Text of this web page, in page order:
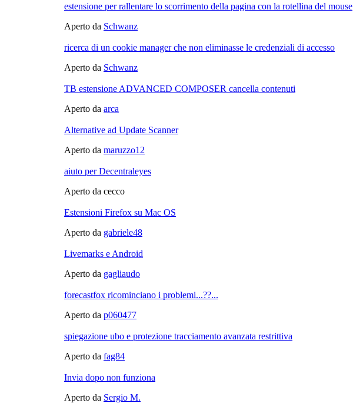
estensione per rallentare lo scorrimento della pagina con la rotellina del mouse
Aperto da Schwanz
ricerca di un cookie manager che non eliminasse le credenziali di accesso
Aperto da Schwanz
TB estensione ADVANCED COMPOSER cancella contenuti
Aperto da arca
Alternative ad Update Scanner
Aperto da maruzzo12
aiuto per Decentraleyes
Aperto da cecco
Estensioni Firefox su Mac OS
Aperto da gabriele48
Livemarks e Android
Aperto da gagliaudo
forecastfox ricominciano i problemi...??...
Aperto da p060477
spiegazione ubo e protezione tracciamento avanzata restrittiva
Aperto da fag84
Invia dopo non funziona
Aperto da Sergio M.